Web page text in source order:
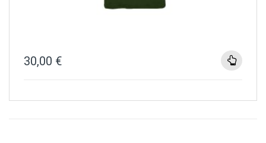
30,00 €